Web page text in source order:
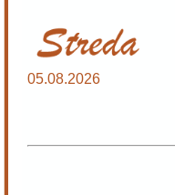
05.08.2026